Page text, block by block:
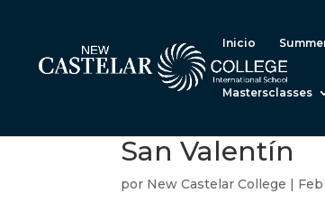
Inicio
Mastersclasses
San Valentín
por New Castelar College |